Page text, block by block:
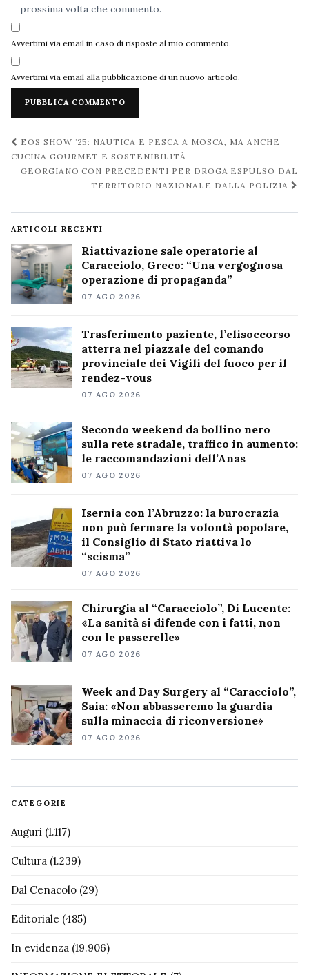
prossima volta che commento.
Avvertimi via email in caso di risposte al mio commento.
Avvertimi via email alla pubblicazione di un nuovo articolo.
Navigazione
post
EOS SHOW ’25: NAUTICA E PESCA A MOSCA, MA ANCHE
CUCINA GOURMET E SOSTENIBILITÀ
GEORGIANO CON PRECEDENTI PER DROGA ESPULSO DAL
TERRITORIO NAZIONALE DALLA POLIZIA
ARTICOLI RECENTI
Riattivazione sale operatorie al
Caracciolo, Greco: “Una vergognosa
operazione di propaganda”
07 AGO 2026
Trasferimento paziente, l’elisoccorso
atterra nel piazzale del comando
provinciale dei Vigili del fuoco per il
rendez-vous
07 AGO 2026
Secondo weekend da bollino nero
sulla rete stradale, traffico in aumento:
le raccomandazioni dell’Anas
07 AGO 2026
Isernia con l’Abruzzo: la burocrazia
non può fermare la volontà popolare,
il Consiglio di Stato riattiva lo
“scisma”
07 AGO 2026
Chirurgia al “Caracciolo”, Di Lucente:
«La sanità si difende con i fatti, non
con le passerelle»
07 AGO 2026
Week and Day Surgery al “Caracciolo”,
Saia: «Non abbasseremo la guardia
sulla minaccia di riconversione»
07 AGO 2026
CATEGORIE
Auguri (1.117)
Cultura (1.239)
Dal Cenacolo (29)
Editoriale (485)
In evidenza (19.906)